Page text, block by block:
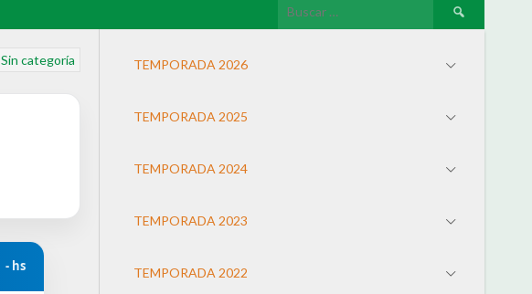
Sin categoría
- hs
TEMPORADA 2026
TEMPORADA 2025
TEMPORADA 2024
TEMPORADA 2023
TEMPORADA 2022